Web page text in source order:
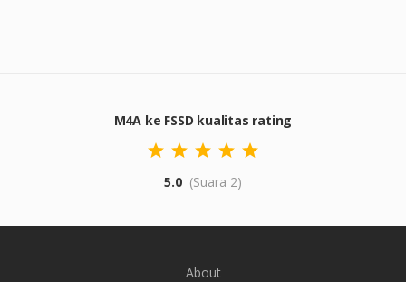
M4A ke FSSD kualitas rating
5.0 (Suara 2)
About